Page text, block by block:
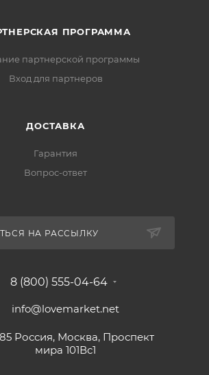
ПРОГРАММА
партнерской программы
Вход для партнеров
ДОСТАВКА
Гарантия
Вопрос-ответ
НА РАССЫЛКУ
8 (800) 555-04-64
info@lovemarket.net
Россия, Москва, Проспект
мира 101Вс1